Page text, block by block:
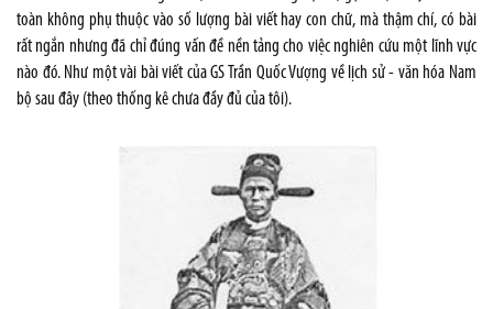
toàn không phụ thuộc vào số lượng bài viết hay con chữ, mà thậm chí, có bài
rất ngắn nhưng đã chỉ đúng vấn đề nền tảng cho việc nghiên cứu một lĩnh vực
nào đó. Như một vài bài viết của GS Trần Quốc Vượng về lịch sử - văn hóa Nam
bộ sau đây (theo thống kê chưa đầy đủ của tôi).